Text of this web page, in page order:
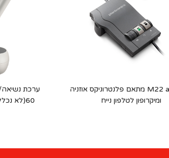
M22 adapter מתאם פלנטרוניקס אוזניה
ומיקרופון לטלפון נייח